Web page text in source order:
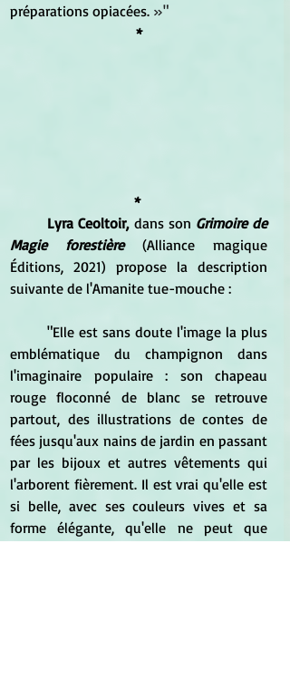
préparations opiacées. »"
*
*
Lyra Ceoltoir, dans son Grimoire de
Magie forestière (Alliance magique
Éditions, 2021) propose la description
suivante de l'Amanite tue-mouche :
emblématique du champignon dans
l'imaginaire populaire : son chapeau
rouge floconné de blanc se retrouve
partout, des illustrations de contes de
fées jusqu'aux nains de jardin en passant
par les bijoux et autres vêtements qui
l'arborent fièrement. Il est vrai qu'elle est
si belle, avec ses couleurs vives et sa
forme élégante, qu'elle ne peut que